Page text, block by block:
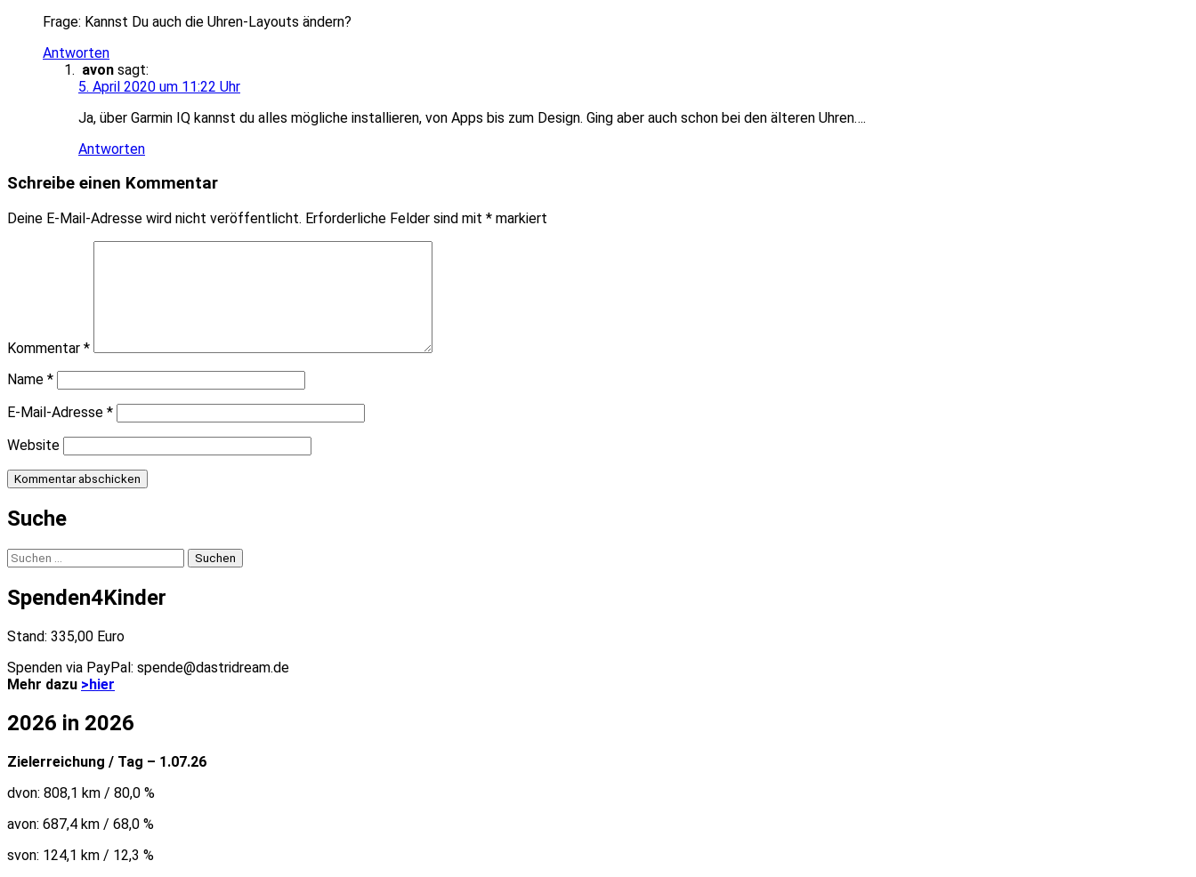
Frage: Kannst Du auch die Uhren-Layouts ändern?
Antworten
avon sagt:
5. April 2020 um 11:22 Uhr
Ja, über Garmin IQ kannst du alles mögliche installieren, von Apps bis zum Design. Ging aber auch schon bei den älteren Uhren….
Antworten
Schreibe einen Kommentar
Deine E-Mail-Adresse wird nicht veröffentlicht. Erforderliche Felder sind mit * markiert
Kommentar *
Name *
E-Mail-Adresse *
Website
Suche
Suchen
nach:
Spenden4Kinder
Stand: 335,00 Euro
Spenden via PayPal: spende@dastridream.de
Mehr dazu >hier
2026 in 2026
Zielerreichung / Tag – 1.07.26
dvon: 808,1 km / 80,0 %
avon: 687,4 km / 68,0 %
svon: 124,1 km / 12,3 %